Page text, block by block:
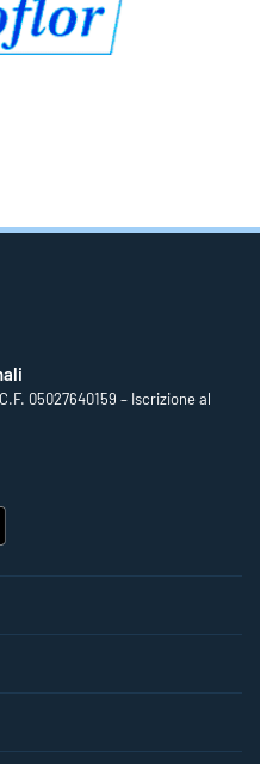
05027640159 – Iscrizione al